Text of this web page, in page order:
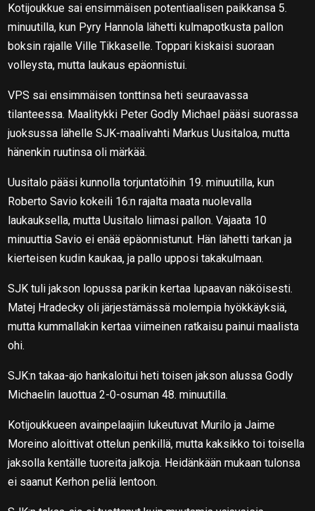
Kotijoukkue sai ensimmäisen potentiaalisen paikkansa 5.
minuutilla, kun Pyry Hannola lähetti kulmapotkusta pallon
boksin rajalle Ville Tikkaselle. Toppari kiskaisi suoraan
volleysta, mutta laukaus epäonnistui.
VPS sai ensimmäisen tonttinsa heti seuraavassa
tilanteessa. Maalitykki Peter Godly Michael pääsi suorassa
juoksussa lähelle SJK-maalivahti Markus Uusitaloa, mutta
hänenkin ruutinsa oli märkää.
Uusitalo pääsi kunnolla torjuntatöihin 19. minuutilla, kun
Roberto Savio kokeili 16:n rajalta maata nuolevalla
laukauksella, mutta Uusitalo liimasi pallon. Vajaata 10
minuuttia Savio ei enää epäonnistunut. Hän lähetti tarkan ja
kierteisen kudin kaukaa, ja pallo upposi takakulmaan.
SJK tuli jakson lopussa parikin kertaa lupaavan näköisesti.
Matej Hradecky oli järjestämässä molempia hyökkäyksiä,
mutta kummallakin kertaa viimeinen ratkaisu painui maalista
ohi.
SJK:n takaa-ajo hankaloitui heti toisen jakson alussa Godly
Michaelin lauottua 2-0-osuman 48. minuutilla.
Kotijoukkueen avainpelaajiin lukeutuvat Murilo ja Jaime
Moreino aloittivat ottelun penkillä, mutta kaksikko toi toisella
jaksolla kentälle tuoreita jalkoja. Heidänkään mukaan tulonsa
ei saanut Kerhon peliä lentoon.